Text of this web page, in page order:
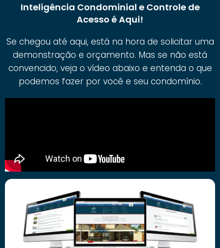
Inteligência Condominial e Controle de
Acesso é Aqui!
Se chegou até aqui, está na hora de solicitar uma
demonstração e orçamento. Mas se não está
convencido, veja o vídeo abaixo e entenda o que
podemos fazer por você e seu condomínio.